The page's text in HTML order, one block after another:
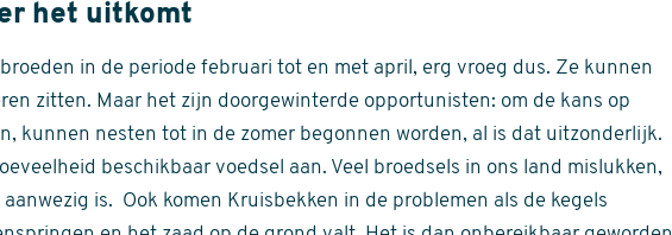
het uitkomt
in de periode februari tot en met april, erg vroeg dus. Ze kunnen
zitten. Maar het zijn doorgewinterde opportunisten: om de kans op
kunnen nesten tot in de zomer begonnen worden, al is dat uitzonderlijk.
beschikbaar voedsel aan. Veel broedsels in ons land mislukken,
is. Ook komen Kruisbekken in de problemen als de kegels